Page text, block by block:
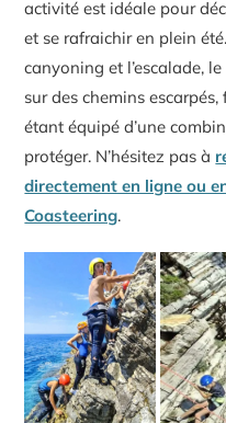
activité est idéale pour
et se rafraichir en plein
canyoning et l’escalade, le
sur des chemins
étant équipé d’une
protéger. N’hésitez pas à
directement en ligne ou
Coasteering.